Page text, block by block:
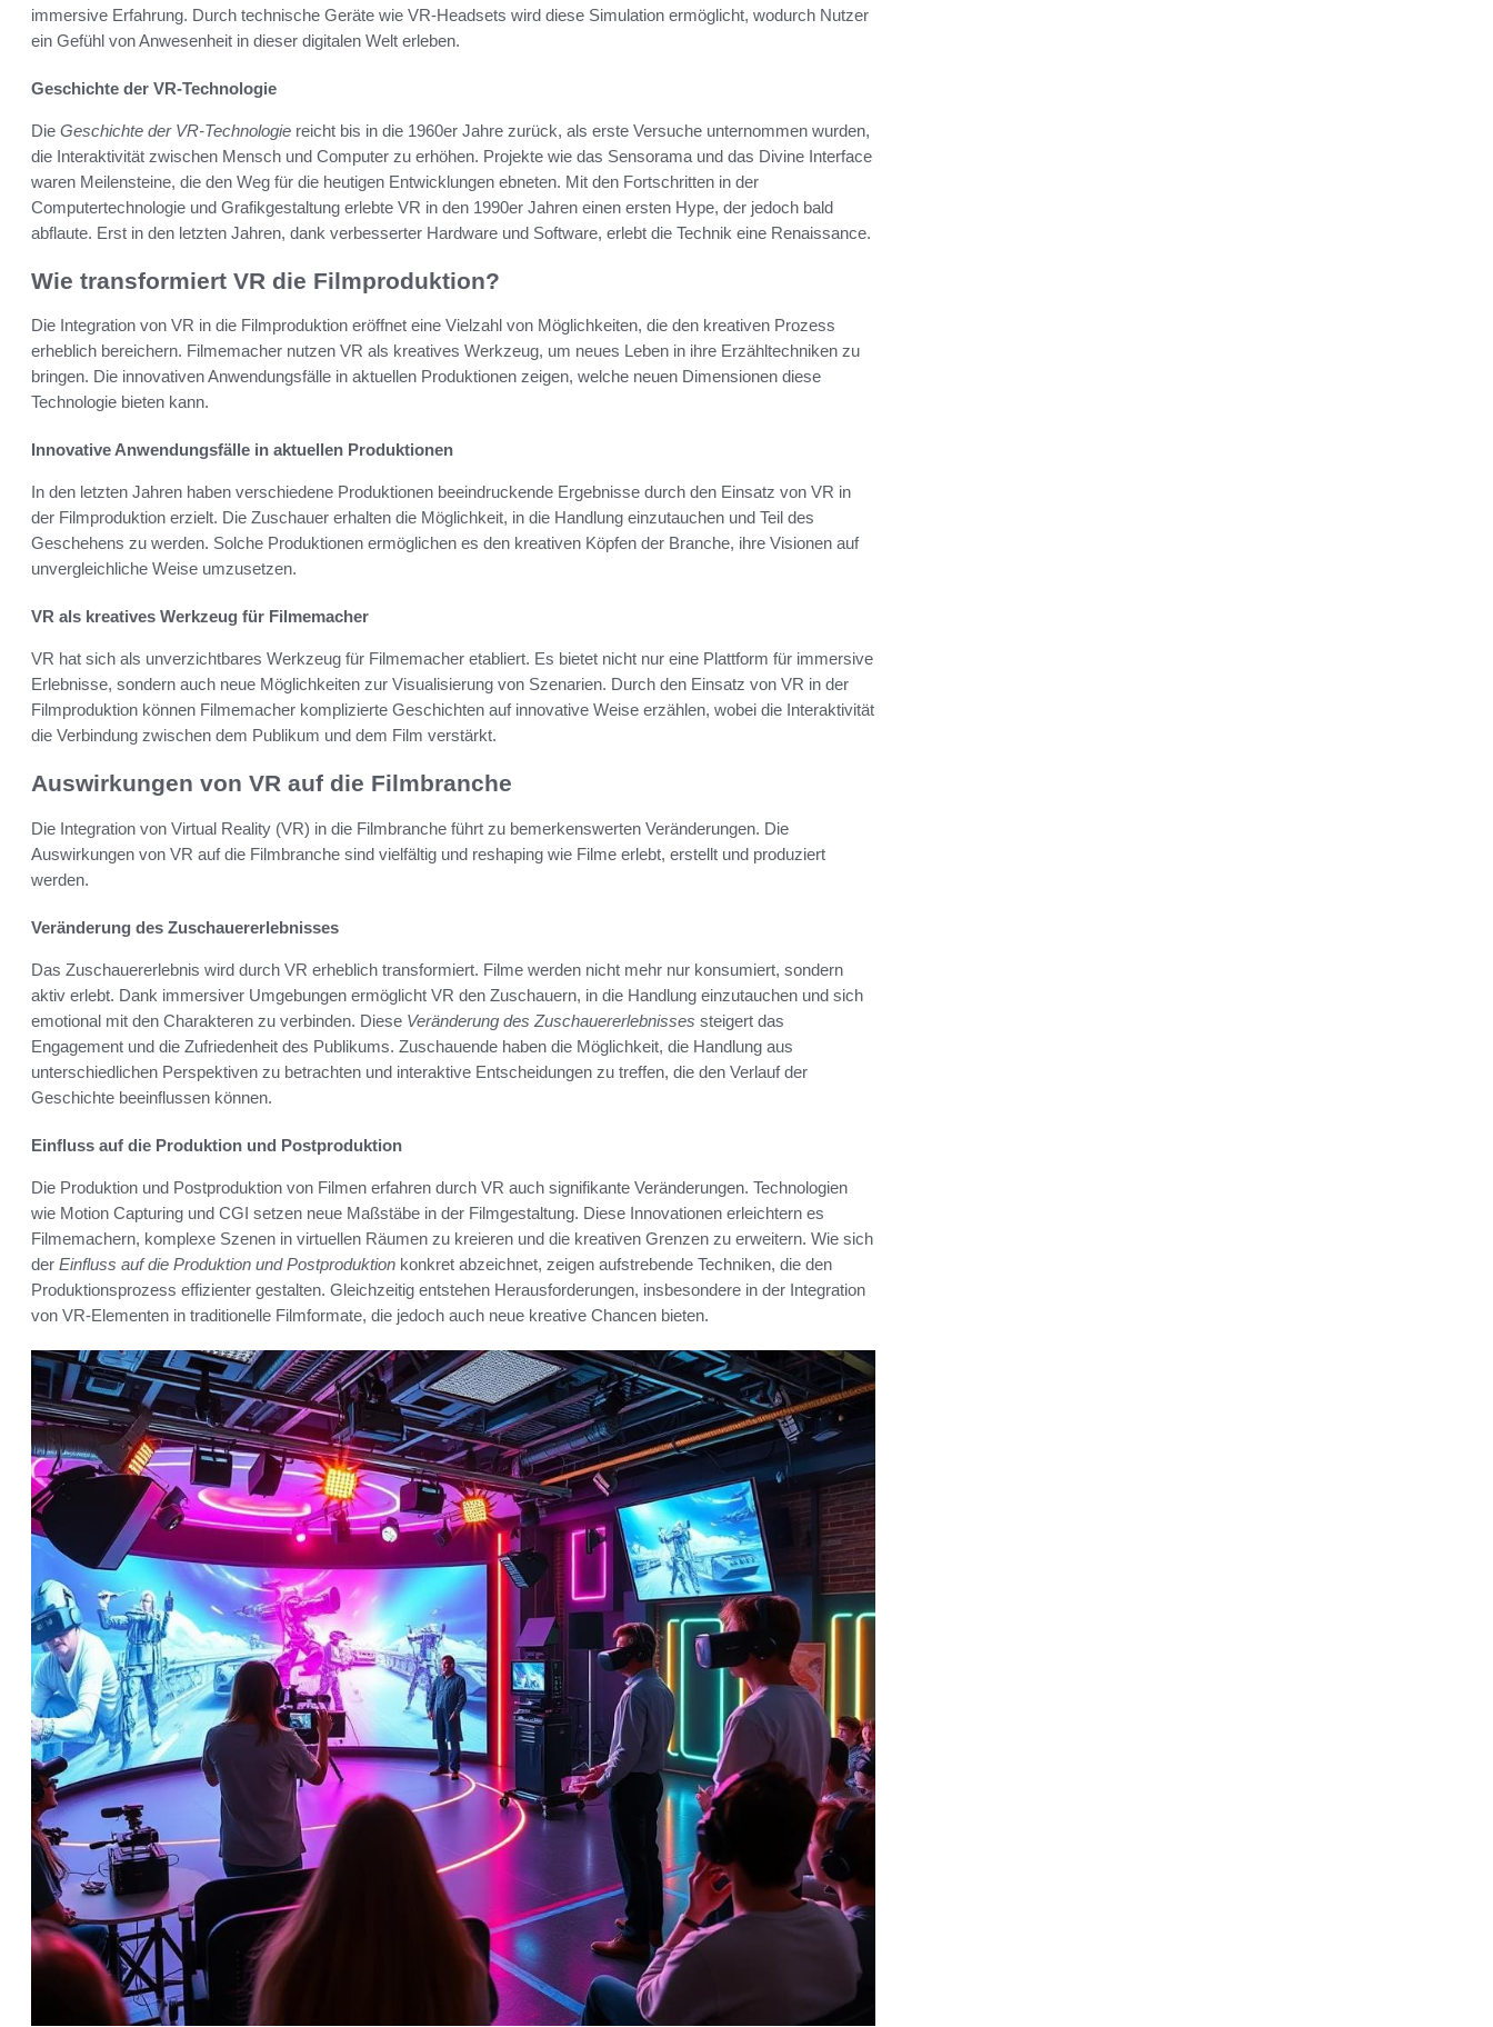
immersive Erfahrung. Durch technische Geräte wie VR-Headsets wird diese Simulation ermöglicht, wodurch Nutzer
ein Gefühl von Anwesenheit in dieser digitalen Welt erleben.
Geschichte der VR-Technologie
Die Geschichte der VR-Technologie reicht bis in die 1960er Jahre zurück, als erste Versuche unternommen wurden,
die Interaktivität zwischen Mensch und Computer zu erhöhen. Projekte wie das Sensorama und das Divine Interface
waren Meilensteine, die den Weg für die heutigen Entwicklungen ebneten. Mit den Fortschritten in der
Computertechnologie und Grafikgestaltung erlebte VR in den 1990er Jahren einen ersten Hype, der jedoch bald
abflaute. Erst in den letzten Jahren, dank verbesserter Hardware und Software, erlebt die Technik eine Renaissance.
Wie transformiert VR die Filmproduktion?
Die Integration von VR in die Filmproduktion eröffnet eine Vielzahl von Möglichkeiten, die den kreativen Prozess
erheblich bereichern. Filmemacher nutzen VR als kreatives Werkzeug, um neues Leben in ihre Erzähltechniken zu
bringen. Die innovativen Anwendungsfälle in aktuellen Produktionen zeigen, welche neuen Dimensionen diese
Technologie bieten kann.
Innovative Anwendungsfälle in aktuellen Produktionen
In den letzten Jahren haben verschiedene Produktionen beeindruckende Ergebnisse durch den Einsatz von VR in
der Filmproduktion erzielt. Die Zuschauer erhalten die Möglichkeit, in die Handlung einzutauchen und Teil des
Geschehens zu werden. Solche Produktionen ermöglichen es den kreativen Köpfen der Branche, ihre Visionen auf
unvergleichliche Weise umzusetzen.
VR als kreatives Werkzeug für Filmemacher
VR hat sich als unverzichtbares Werkzeug für Filmemacher etabliert. Es bietet nicht nur eine Plattform für immersive
Erlebnisse, sondern auch neue Möglichkeiten zur Visualisierung von Szenarien. Durch den Einsatz von VR in der
Filmproduktion können Filmemacher komplizierte Geschichten auf innovative Weise erzählen, wobei die Interaktivität
die Verbindung zwischen dem Publikum und dem Film verstärkt.
Auswirkungen von VR auf die Filmbranche
Die Integration von Virtual Reality (VR) in die Filmbranche führt zu bemerkenswerten Veränderungen. Die
Auswirkungen von VR auf die Filmbranche sind vielfältig und reshaping wie Filme erlebt, erstellt und produziert
werden.
Veränderung des Zuschauererlebnisses
Das Zuschauererlebnis wird durch VR erheblich transformiert. Filme werden nicht mehr nur konsumiert, sondern
aktiv erlebt. Dank immersiver Umgebungen ermöglicht VR den Zuschauern, in die Handlung einzutauchen und sich
emotional mit den Charakteren zu verbinden. Diese Veränderung des Zuschauererlebnisses steigert das
Engagement und die Zufriedenheit des Publikums. Zuschauende haben die Möglichkeit, die Handlung aus
unterschiedlichen Perspektiven zu betrachten und interaktive Entscheidungen zu treffen, die den Verlauf der
Geschichte beeinflussen können.
Einfluss auf die Produktion und Postproduktion
Die Produktion und Postproduktion von Filmen erfahren durch VR auch signifikante Veränderungen. Technologien
wie Motion Capturing und CGI setzen neue Maßstäbe in der Filmgestaltung. Diese Innovationen erleichtern es
Filmemachern, komplexe Szenen in virtuellen Räumen zu kreieren und die kreativen Grenzen zu erweitern. Wie sich
der Einfluss auf die Produktion und Postproduktion konkret abzeichnet, zeigen aufstrebende Techniken, die den
Produktionsprozess effizienter gestalten. Gleichzeitig entstehen Herausforderungen, insbesondere in der Integration
von VR-Elementen in traditionelle Filmformate, die jedoch auch neue kreative Chancen bieten.